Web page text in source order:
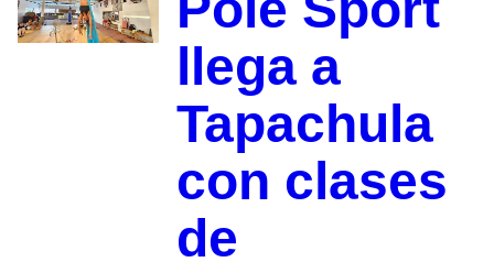
llega a
Tapachula
con clases
de